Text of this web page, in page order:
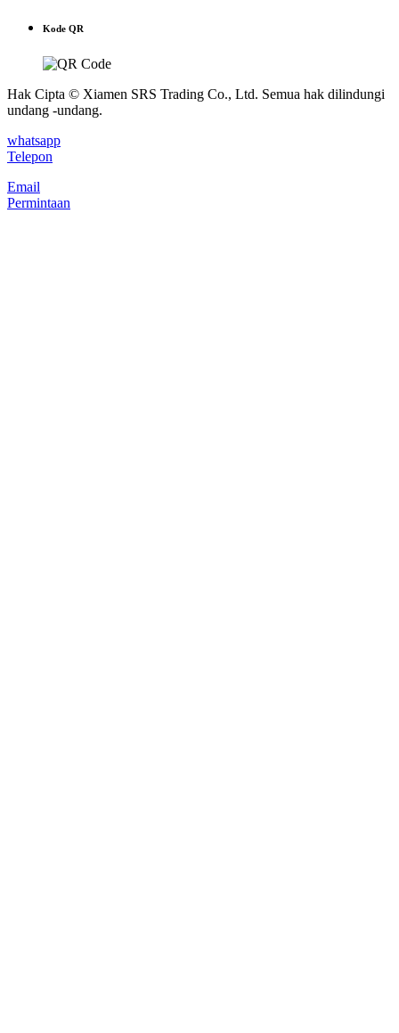
Kode QR
Hak Cipta © Xiamen SRS Trading Co., Ltd. Semua hak dilindungi
undang -undang.
whatsapp
Telepon
Email
Permintaan